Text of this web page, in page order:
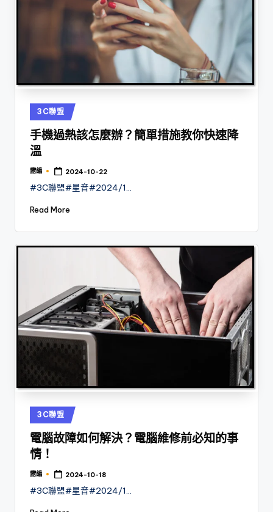
Posted
in
3C聯盟
手機過熱該怎麼辦？簡單措施教你快速降
溫
Posted
露編 2024-10-22
#3C聯盟#星音#2024/1…
Read More
Posted
in
3C聯盟
電腦故障如何解決？電腦維修前必知的事
情！
Posted
露編 2024-10-18
#3C聯盟#星音#2024/1…